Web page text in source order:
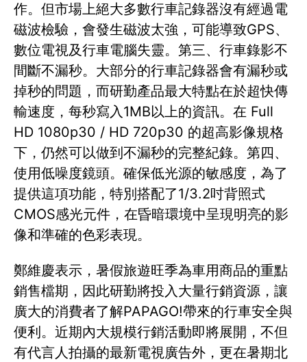
作。但市場上絕大多數行車記錄器沒有經過電
磁波檢驗，會發生磁波太強，可能導致GPS、
數位電視及行車電腦失靈。第三、行車錄影不
間斷不漏秒。大部分的行車記錄器會有漏秒或
掉秒的問題，而研勤產品最大特點在於超快傳
輸速度，每秒寫入1MB以上的資訊。在 Full
HD 1080p30 / HD 720p30 的超高影像規格
下，仍然可以做到不漏秒的完整紀錄。第四、
使用低噪度鏡頭。確保低光源的敏感度，為了
提供這項功能，特別搭配了1/3.2吋背照式
CMOS感光元件，在昏暗環境中呈現明亮的影
像和準確的色彩表現。
鄭維慶表示，暑假旅遊旺季為車用商品的重點
銷售檔期，因此研勤將投入大量行銷資源，讓
廣大的消費者了解PAPAGO!帶來的行車安全與
便利。近期內大規模行銷活動即將展開，不但
有代言人拍攝的最新電視廣告外，更在暑期北